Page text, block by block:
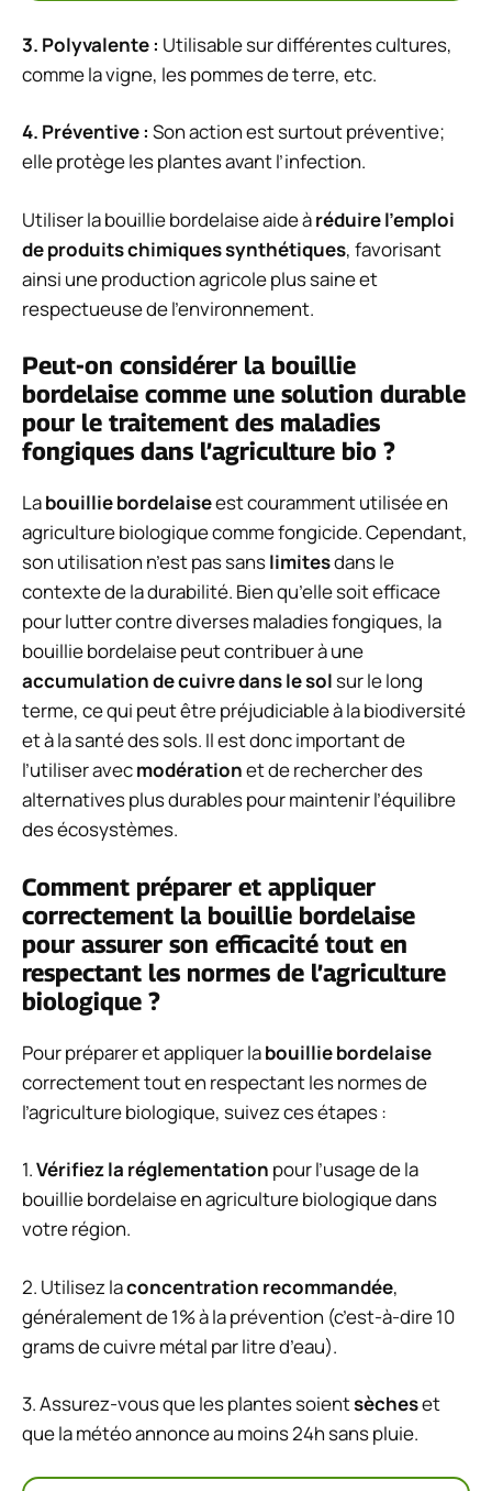
3. Polyvalente: Utilisable sur différentes cultures,
comme la vigne, les pommes de terre, etc.
4. Préventive: Son action est surtout préventive;
elle protège les plantes avant l’infection.
Utiliser la bouillie bordelaise aide àréduire l’emploi
de produits chimiques synthétiques, favorisant
ainsi une production agricole plus saine et
respectueuse de l’environnement.
Peut-on considérer la bouillie
bordelaise comme une solution durable
pour le traitement des maladies
fongiques dans l’agriculture bio ?
Labouillie bordelaiseest couramment utilisée en
agriculture biologique comme fongicide. Cependant,
son utilisation n’est pas sanslimitesdans le
contexte de la durabilité. Bien qu’elle soit efficace
pour lutter contre diverses maladies fongiques, la
bouillie bordelaise peut contribuer à une
accumulation de cuivre dans le solsur le long
terme, ce qui peut être préjudiciable à la biodiversité
et à la santé des sols. Il est donc important de
l’utiliser avecmodérationet de rechercher des
alternatives plus durables pour maintenir l’équilibre
des écosystèmes.
Comment préparer et appliquer
correctement la bouillie bordelaise
pour assurer son efficacité tout en
respectant les normes de l’agriculture
biologique ?
Pour préparer et appliquer labouillie bordelaise
correctement tout en respectant les normes de
l’agriculture biologique, suivez ces étapes :
1.Vérifiez la réglementation pour l’usage de la
bouillie bordelaise en agriculture biologique dans
votre région.
2. Utilisez laconcentration recommandée,
généralement de 1% à la prévention (c’est-à-dire 10
grams de cuivre métal par litre d’eau).
3. Assurez-vous que les plantes soientsècheset
que la météo annonce au moins 24h sans pluie.